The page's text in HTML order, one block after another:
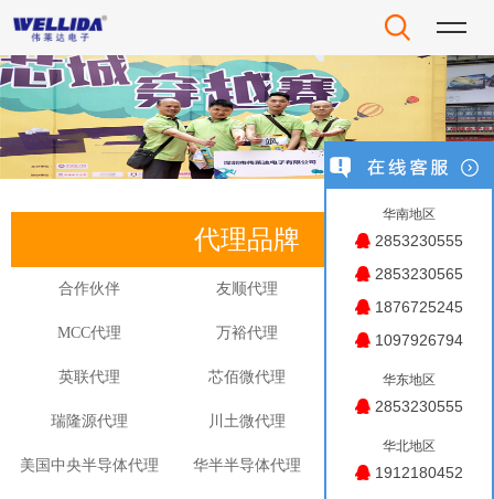
代理品牌
合作伙伴 友顺代理
MCC代理 万裕代理 航顺代理
英联代理 芯佰微代理 微盟代理
瑞隆源代理 川土微代理
美国中央半导体代理 华半半导体代理 德欧泰克代理
华南地区
2853230555
2853230565
1876725245
1097926794
华东地区
2853230555
华北地区
1912180452